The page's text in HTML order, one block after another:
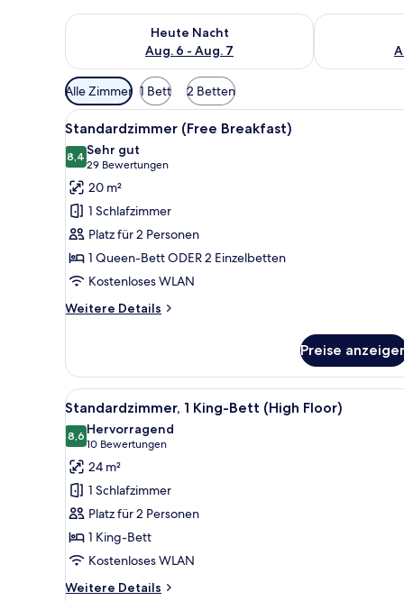
Heute Nacht
Aug. 6 - Aug. 7
Überprüfe die Verfügbarkeit für heute Nacht, Aug. 6
Überprüfe
Verfügbare
Filter
für
Zimmer
Alle Zimmer 1 Bett 2 Betten
Alle
Fotos
für
Standardzimmer
(Free
Breakfast)
anzeigen
Ein Hotelzimmer mit einem
9
Standardzimmer (Free Breakfast)
8,48,4 von 10
Sehr gut
29 Bewertungen
(29
Bewertungen)
20 m²
1 Schlafzimmer
Platz für 2 Personen
1 Queen-Bett ODER 2 Einzelbetten
Kostenloses WLAN
Weitere Details
Weitere
(Free
Breakfast)
Preise
Alle
Fotos
für
Standardzimmer,
1 King-
Bett
(High
Floor)
anzeigen
Ein Zimmer mit großem
18
Standardzimmer, 1 King-Bett (High Floor)
8,68,6 von 10
Hervorragend
10 Bewertungen
(10
Bewertungen)
24 m²
1 Schlafzimmer
Platz für 2 Personen
1 King-Bett
Kostenloses WLAN
Weitere Details
Weitere